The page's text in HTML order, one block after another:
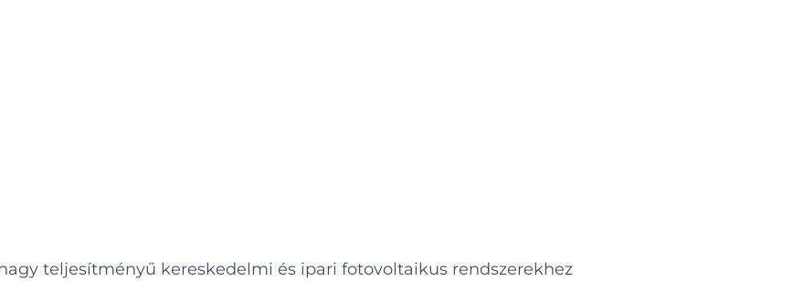
teljesítményű kereskedelmi és ipari fotovoltaikus rendszerekhez